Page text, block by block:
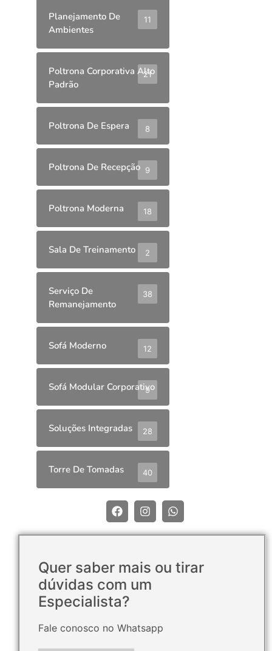
Planejamento De
Ambientes
11
Poltrona Corporativa Alto
Padrão
21
Poltrona De Espera 8
Poltrona De Recepção 9
Poltrona Moderna 18
Sala De Treinamento 2
Serviço De
Remanejamento
38
Sofá Moderno 12
Sofá Modular Corporativo
9
Soluções Integradas 28
Torre De Tomadas 40
Quer saber mais ou tirar
dúvidas com um
Especialista?
Fale conosco no Whatsapp